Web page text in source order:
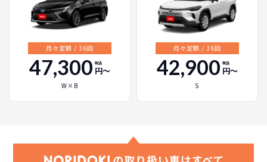
月々定額 / 36回
47,300 税込
円〜
W×B
月々定額 / 36回
42,900 税込
円〜
S